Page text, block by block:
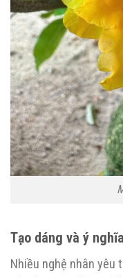
Tạo dáng và ý
Nhiều nghệ nhân yêu